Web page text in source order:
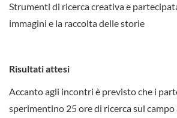
Strumenti di ricerca creativa e
immagini e la raccolta delle storie
Risultati attesi
Accanto agli incontri è previsto che i
sperimentino 25 ore di ricerca sul